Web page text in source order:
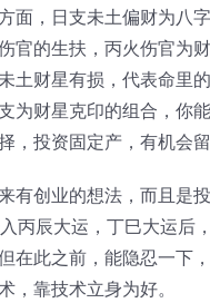
面，日支未土偏财为八
官的生扶，丙火伤官为
土财星有损，代表命里
为财星克印的组合，你
，投资固定产，有机会留
有创业的想法，而且是
丙辰大运，丁巳大运后
在此之前，能隐忍一下
，靠技术立身为好。